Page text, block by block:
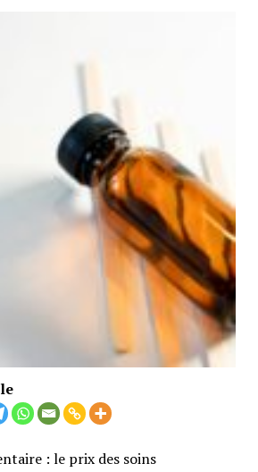
: le prix des soins